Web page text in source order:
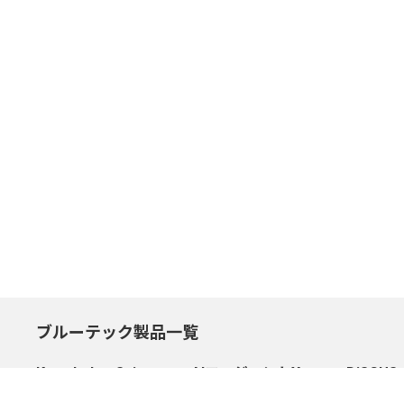
ブルーテック製品一覧
Knowledge Suite+ AIエージェントX DiSCUS